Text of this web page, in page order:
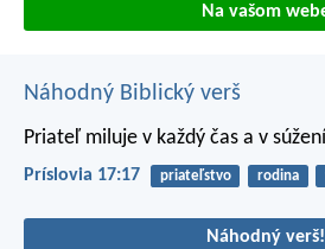
Na vašom
Náhodný Biblický verš
Priateľ miluje v každý čas a v
Príslovia 17:17 priateľstvo rodina
Náhodný verš!